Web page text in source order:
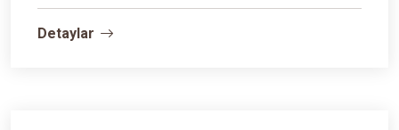
Detaylar